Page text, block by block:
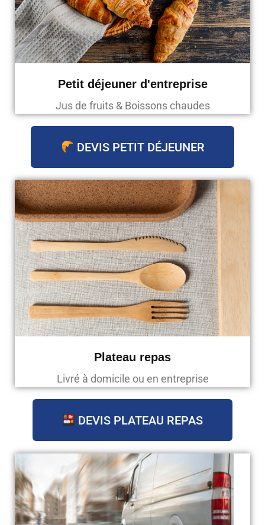
Petit déjeuner d'entreprise
Jus de fruits & Boissons chaudes
DEVIS PETIT DÉJEUNER
Plateau repas
Livré à domicile ou en entreprise
DEVIS PLATEAU REPAS